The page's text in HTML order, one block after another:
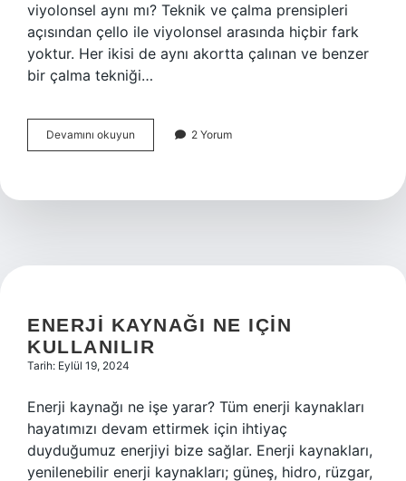
viyolonsel aynı mı? Teknik ve çalma prensipleri
açısından çello ile viyolonsel arasında hiçbir fark
yoktur. Her ikisi de aynı akortta çalınan ve benzer
bir çalma tekniği…
Devamını okuyun Çellonun
Diğer
2 Yorum
ENERJI KAYNAĞI NE IÇIN
KULLANILIR
Tarih: Eylül 19, 2024
Enerji kaynağı ne işe yarar? Tüm enerji kaynakları
hayatımızı devam ettirmek için ihtiyaç
duyduğumuz enerjiyi bize sağlar. Enerji kaynakları,
yenilenebilir enerji kaynakları; güneş, hidro, rüzgar,